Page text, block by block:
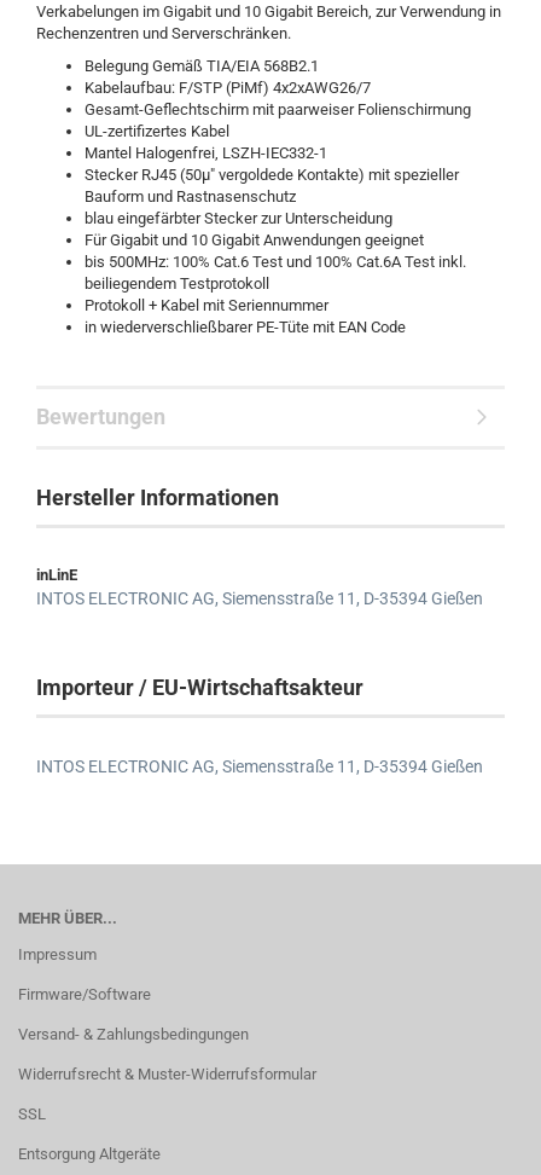
Verkabelungen im Gigabit und 10 Gigabit Bereich, zur Verwendung in
Rechenzentren und Serverschränken.
Belegung Gemäß TIA/EIA 568B2.1
Kabelaufbau: F/STP (PiMf) 4x2xAWG26/7
Gesamt-Geflechtschirm mit paarweiser Folienschirmung
UL-zertifizertes Kabel
Mantel Halogenfrei, LSZH-IEC332-1
Stecker RJ45 (50µ" vergoldede Kontakte) mit spezieller
Bauform und Rastnasenschutz
blau eingefärbter Stecker zur Unterscheidung
Für Gigabit und 10 Gigabit Anwendungen geeignet
bis 500MHz: 100% Cat.6 Test und 100% Cat.6A Test inkl.
beiliegendem Testprotokoll
Protokoll + Kabel mit Seriennummer
in wiederverschließbarer PE-Tüte mit EAN Code
Bewertungen
Hersteller Informationen
inLinE
INTOS ELECTRONIC AG, Siemensstraße 11, D-35394 Gießen
Importeur / EU-Wirtschaftsakteur
INTOS ELECTRONIC AG, Siemensstraße 11, D-35394 Gießen
MEHR ÜBER...
Impressum
Firmware/Software
Versand- & Zahlungsbedingungen
Widerrufsrecht & Muster-Widerrufsformular
SSL
Entsorgung Altgeräte